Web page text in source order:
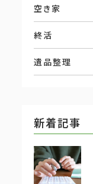
空き家
終活
遺品整理
新着記事